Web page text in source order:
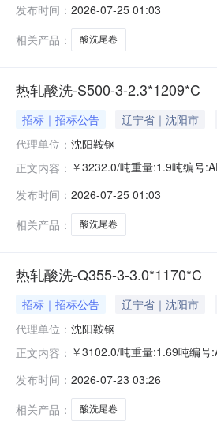
求产线名称:冷轧1#线锌层重
发布时间： 2026-07-25 01:03
相关产品：
酸洗尾卷
热轧酸洗-S500-3-2.3*1209*C
招标｜招标公告 辽宁省｜沈阳市
代理单位： 沈阳鞍钢
正文内容： ￥3232.0/吨重量:1.9吨编号
产线名称:冷轧1#线锌层重量
发布时间： 2026-07-25 01:03
相关产品：
酸洗尾卷
热轧酸洗-Q355-3-3.0*1170*C
招标｜招标公告 辽宁省｜沈阳市
代理单位： 沈阳鞍钢
正文内容： ￥3102.0/吨重量:1.69吨编
求产线名称:冷轧1#线锌层重
发布时间： 2026-07-23 03:26
相关产品：
酸洗尾卷